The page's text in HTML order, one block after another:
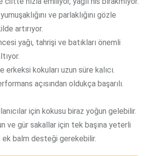
ve parlaklığını gözle
artırıyor.
yağı, tahrişi ve batıkları önemli
erkeksi kokuları uzun süre kalıcı.
açısından oldukça başarılı.
için kokusu biraz yoğun gelebilir.
ve gür sakallar için tek başına yeterli
ek balm desteği gerekebilir.